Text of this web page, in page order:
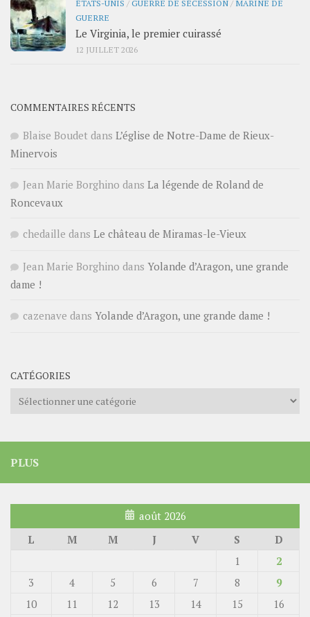
ÉTATS-UNIS /GUERRE DE SÉCESSION / MARINE DE
GUERRE
Le Virginia, le premier cuirassé
12 JUILLET 2026
COMMENTAIRES RÉCENTS
Blaise Boudet dans L’église de Notre-Dame de Rieux-
Minervois
Jean Marie Borghino dans La légende de Roland de
Roncevaux
chedaille dans Le château de Miramas-le-Vieux
Jean Marie Borghino dans Yolande d’Aragon, une grande
dame !
cazenave dans Yolande d’Aragon, une grande dame !
CATÉGORIES
Catégories
PLUS
août 2026
L
M M J V S
D
1
2
3
4 5 6 7 8
9
10
11 12 13 14 15
16